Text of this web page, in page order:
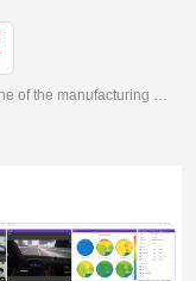
Development, design, production and sales in one of the manufacturing enterprises